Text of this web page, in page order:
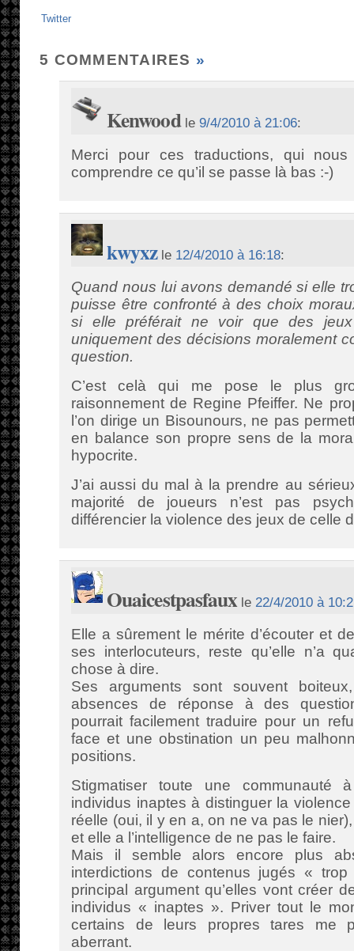
Twitter
5 COMMENTAIRES »
Kenwoodle 9/4/2010 à 21:06:
Merci pour ces traductions, qui
comprendre ce qu’il se passe là bas :-)
kwyxzle 12/4/2010 à 16:18:
Quand nous lui avons demandé si elle
puisse être confronté à des choix
si elle préférait ne voir que des
uniquement des décisions moralement
question.
C’est celà qui me pose le plus
raisonnement de Regine Pfeiffer. Ne
l’on dirige un Bisounours, ne pas
en balance son propre sens de la
hypocrite.
J’ai aussi du mal à la prendre au
majorité de joueurs n’est pas
différencier la violence des jeux de celle
Ouaicestpasfauxle22/4/2010 à
Elle a sûrement le mérite d’écouter et
ses interlocuteurs, reste qu’elle n’a
chose à dire.
Ses arguments sont souvent
absences de réponse à des
pourrait facilement traduire pour un
face et une obstination un peu
positions.
Stigmatiser toute une communauté
individus inaptes à distinguer la
réelle (oui, il y en a, on ne va pas le
et elle a l’intelligence de ne pas le faire.
Mais il semble alors encore plus
interdictions de contenus jugés «
principal argument qu’elles vont créer
individus « inaptes ». Priver tout le
certains de leurs propres tares me
aberrant.